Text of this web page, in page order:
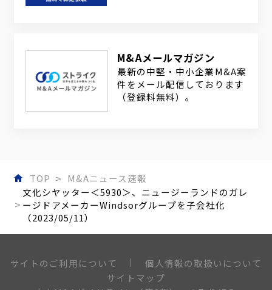
M&Aメールマガジン
最新の中堅・中小企業M&A案
件をメール配信しております
（登録料無料）。
TOP
M&Aニュース速報
文化シヤッター＜5930＞、ニュージーランドのガレ
ージドアメーカーWindsorグループを子会社化
（2023/05/11）
サイトのご利用について
個人情報の取扱いについて
サイトマップ